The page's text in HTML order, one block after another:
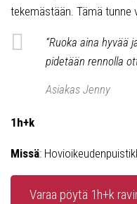
tekemästään. Tämä tunne
“Ruoka aina hyvää
pidetään rennolla
Asiakas Jenny
1h+k
Missä:
Varaa pöytä 1h+k